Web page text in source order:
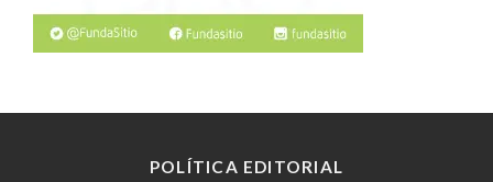
POLÍTICA EDITORIAL